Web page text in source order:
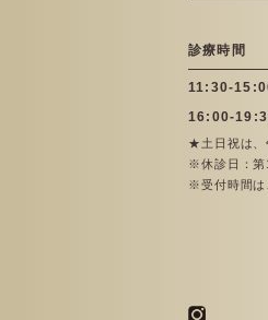
診療時間
11:30-
16:00-
★土日祝は
※休診日：第
※受付時間は